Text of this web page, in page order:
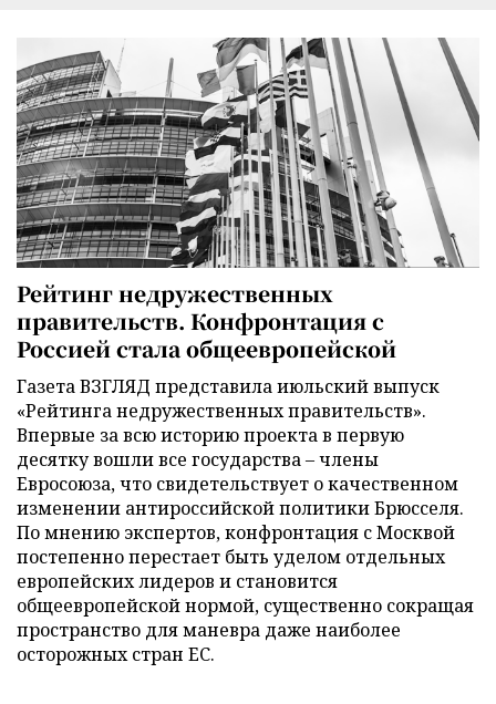
Рейтинг недружественных
правительств. Конфронтация с
Россией стала общеевропейской
Газета ВЗГЛЯД представила июльский выпуск
«Рейтинга недружественных правительств».
Впервые за всю историю проекта в первую
десятку вошли все государства – члены
Евросоюза, что свидетельствует о качественном
изменении антироссийской политики Брюсселя.
По мнению экспертов, конфронтация с Москвой
постепенно перестает быть уделом отдельных
европейских лидеров и становится
общеевропейской нормой, существенно сокращая
пространство для маневра даже наиболее
осторожных стран ЕС.